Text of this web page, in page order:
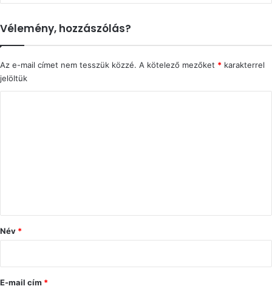
Vélemény, hozzászólás?
Az e-mail címet nem tesszük közzé. A kötelező mezőket * karakterrel
jelöltük
ó
s
Név *
E-mail cím *